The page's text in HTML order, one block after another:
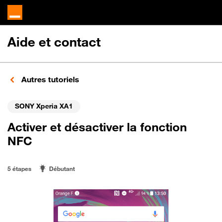
Aide et contact
Autres tutoriels
SONY Xperia XA1
Activer et désactiver la fonction
NFC
5 étapes Débutant